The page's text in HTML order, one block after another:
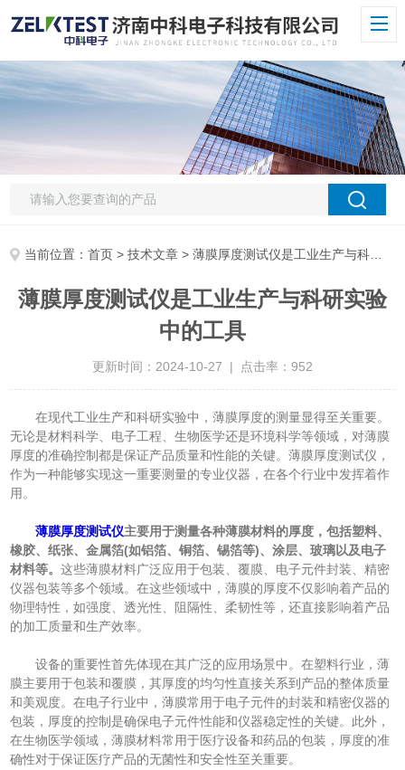
当前位置：首页 >技术文章 > 薄膜厚度测试仪是工业生产与科研实验中的工具
薄膜厚度测试仪是工业生产与科研实验
中的工具
更新时间：2024-10-27 | 点击率：952
在现代工业生产和科研实验中，薄膜厚度的测量显得至关重要。
无论是材料科学、电子工程、生物医学还是环境科学等领域，对薄膜
厚度的准确控制都是保证产品质量和性能的关键。薄膜厚度测试仪，
作为一种能够实现这一重要测量的专业仪器，在各个行业中发挥着作
用。
薄膜厚度测试仪主要用于测量各种薄膜材料的厚度，包括塑料、
橡胶、纸张、金属箔(如铝箔、铜箔、锡箔等)、涂层、玻璃以及电子
材料等。这些薄膜材料广泛应用于包装、覆膜、电子元件封装、精密
仪器包装等多个领域。在这些领域中，薄膜的厚度不仅影响着产品的
物理特性，如强度、透光性、阻隔性、柔韧性等，还直接影响着产品
的加工质量和生产效率。
设备的重要性首先体现在其广泛的应用场景中。在塑料行业，薄
膜主要用于包装和覆膜，其厚度的均匀性直接关系到产品的整体质量
和美观度。在电子行业中，薄膜常用于电子元件的封装和精密仪器的
包装，厚度的控制是确保电子元件性能和仪器稳定性的关键。此外，
在生物医学领域，薄膜材料常用于医疗设备和药品的包装，厚度的准
确性对于保证医疗产品的无菌性和安全性至关重要。